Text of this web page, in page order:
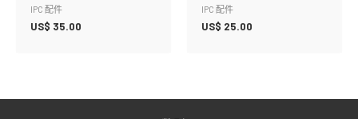
IPC 配件
US$ 35.00
IPC 配件
US$ 25.00